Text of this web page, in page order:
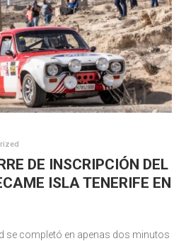
DE INSCRIPCIÓN DEL
ISLA TENERIFE EN
se completó en apenas dos minutos